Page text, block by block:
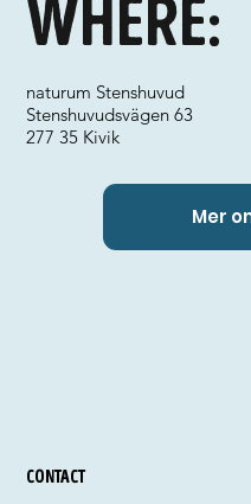
Where:
naturum Stenshuvud
Stenshuvudsvägen 63
277 35 Kivik
Mer
Contact